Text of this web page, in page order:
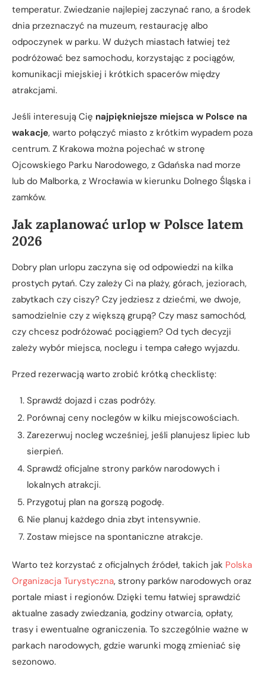
temperatur. Zwiedzanie najlepiej zaczynać rano, a środek
dnia przeznaczyć na muzeum, restaurację albo
odpoczynek w parku. W dużych miastach łatwiej też
podróżować bez samochodu, korzystając z pociągów,
komunikacji miejskiej i krótkich spacerów między
atrakcjami.
Jeśli interesują Cię najpiękniejsze miejsca w Polsce na
wakacje, warto połączyć miasto z krótkim wypadem poza
centrum. Z Krakowa można pojechać w stronę
Ojcowskiego Parku Narodowego, z Gdańska nad morze
lub do Malborka, z Wrocławia w kierunku Dolnego Śląska i
zamków.
Jak zaplanować urlop w Polsce latem
2026
Dobry plan urlopu zaczyna się od odpowiedzi na kilka
prostych pytań. Czy zależy Ci na plaży, górach, jeziorach,
zabytkach czy ciszy? Czy jedziesz z dziećmi, we dwoje,
samodzielnie czy z większą grupą? Czy masz samochód,
czy chcesz podróżować pociągiem? Od tych decyzji
zależy wybór miejsca, noclegu i tempa całego wyjazdu.
Przed rezerwacją warto zrobić krótką checklistę:
Sprawdź dojazd i czas podróży.
Porównaj ceny noclegów w kilku miejscowościach.
Zarezerwuj nocleg wcześniej, jeśli planujesz lipiec lub
sierpień.
Sprawdź oficjalne strony parków narodowych i
lokalnych atrakcji.
Przygotuj plan na gorszą pogodę.
Nie planuj każdego dnia zbyt intensywnie.
Zostaw miejsce na spontaniczne atrakcje.
Warto też korzystać z oficjalnych źródeł, takich jak Polska
Organizacja Turystyczna, strony parków narodowych oraz
portale miast i regionów. Dzięki temu łatwiej sprawdzić
aktualne zasady zwiedzania, godziny otwarcia, opłaty,
trasy i ewentualne ograniczenia. To szczególnie ważne w
parkach narodowych, gdzie warunki mogą zmieniać się
sezonowo.